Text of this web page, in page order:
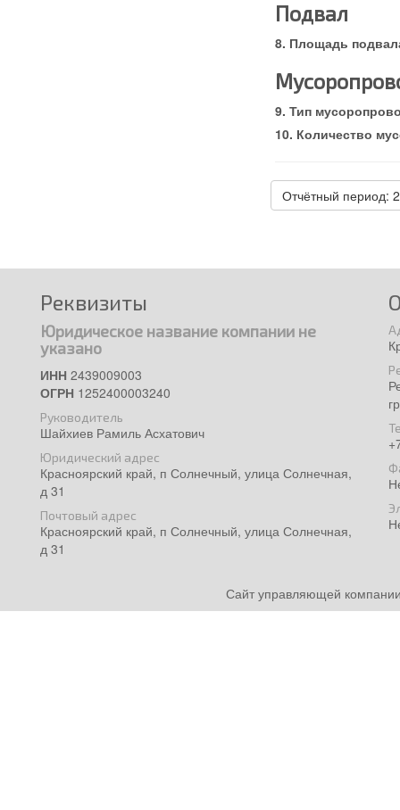
Подвал
Площадь
Тип
Количество
Отчётный период:
Реквизиты
Юридическое название компании не
указано
ИНН 2439009003
ОГРН 1252400003240
Руководитель
Шайхиев Рамиль Асхатович
Юридический адрес
Красноярский край, п Солнечный, улица Солнечная,
д 31
Почтовый адрес
Красноярский край, п Солнечный, улица Солнечная,
д 31
Сайт управляющей